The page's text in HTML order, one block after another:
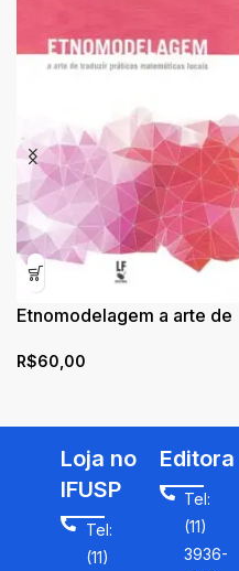
Etnomodelagem a arte de
matemáticas locais
R$60,00
Loja no
IFUSP
Tel:
(11)
Editora
Tel:
(11)
3936-